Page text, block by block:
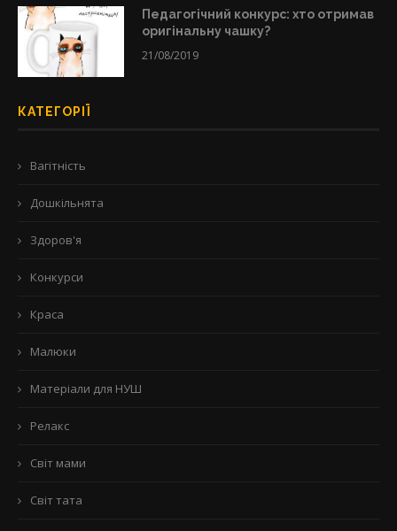
Педагогічний конкурс: хто отримав
оригінальну чашку?
21/08/2019
КАТЕГОРІЇ
Вагітність
Дошкільнята
Здоров'я
Конкурси
Краса
Малюки
Матеріали для НУШ
Релакс
Світ мами
Світ тата